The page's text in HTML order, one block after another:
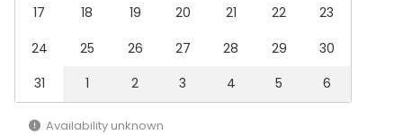
17
18 19 20 21 22
23
24
25 26 27 28 29
30
31
1 2 3 4 5 6
Availability unknown